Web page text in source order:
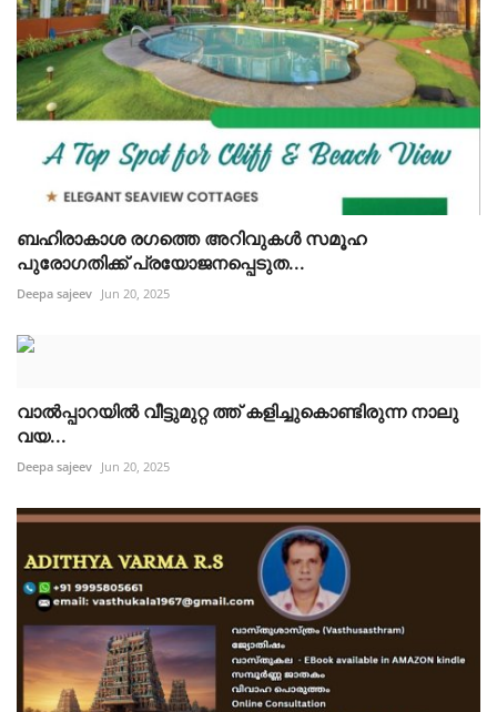
ബഹിരാകാശ രഗത്തെ അറിവുകൾ സമൂഹ
പുരോഗതിക്ക് പ്രയോജനപ്പെടുത...
Deepa sajeev Jun 20, 2025
വാൽപ്പാറയിൽ വീട്ടുമുറ്റ ത്ത് കളിച്ചുകൊണ്ടിരുന്ന നാലു
വയ...
Deepa sajeev Jun 20, 2025